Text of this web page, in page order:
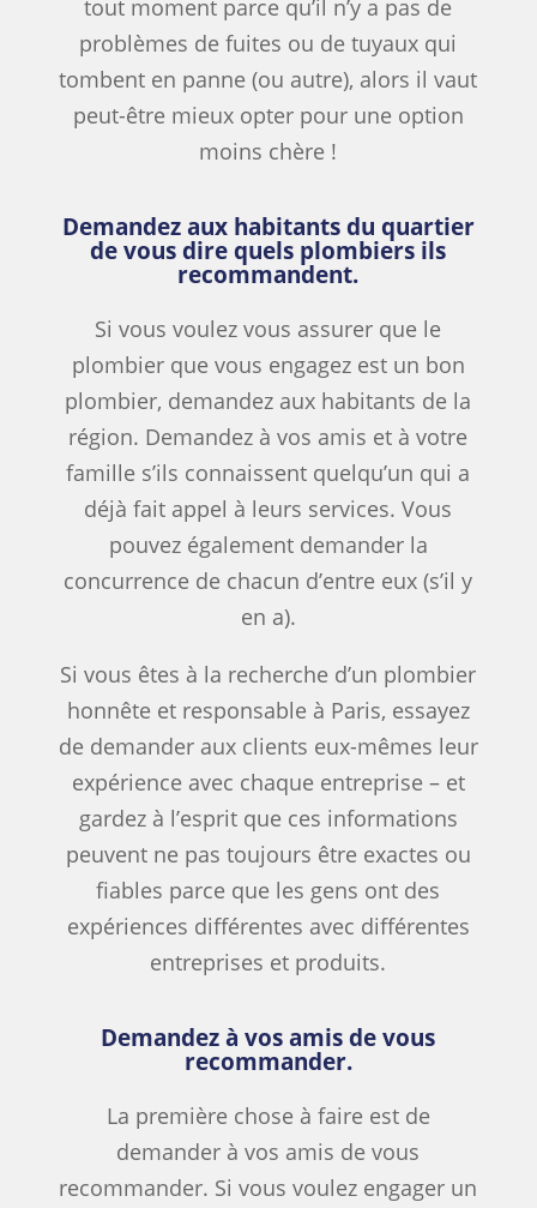
tout moment parce qu’il n’y a pas de
problèmes de fuites ou de tuyaux qui
tombent en panne (ou autre), alors il vaut
peut-être mieux opter pour une option
moins chère !
Demandez aux habitants du quartier
de vous dire quels plombiers ils
recommandent.
Si vous voulez vous assurer que le
plombier que vous engagez est un bon
plombier, demandez aux habitants de la
région. Demandez à vos amis et à votre
famille s’ils connaissent quelqu’un qui a
déjà fait appel à leurs services. Vous
pouvez également demander la
concurrence de chacun d’entre eux (s’il y
en a).
Si vous êtes à la recherche d’un plombier
honnête et responsable à Paris, essayez
de demander aux clients eux-mêmes leur
expérience avec chaque entreprise – et
gardez à l’esprit que ces informations
peuvent ne pas toujours être exactes ou
fiables parce que les gens ont des
expériences différentes avec différentes
entreprises et produits.
Demandez à vos amis de vous
recommander.
La première chose à faire est de
demander à vos amis de vous
recommander. Si vous voulez engager un